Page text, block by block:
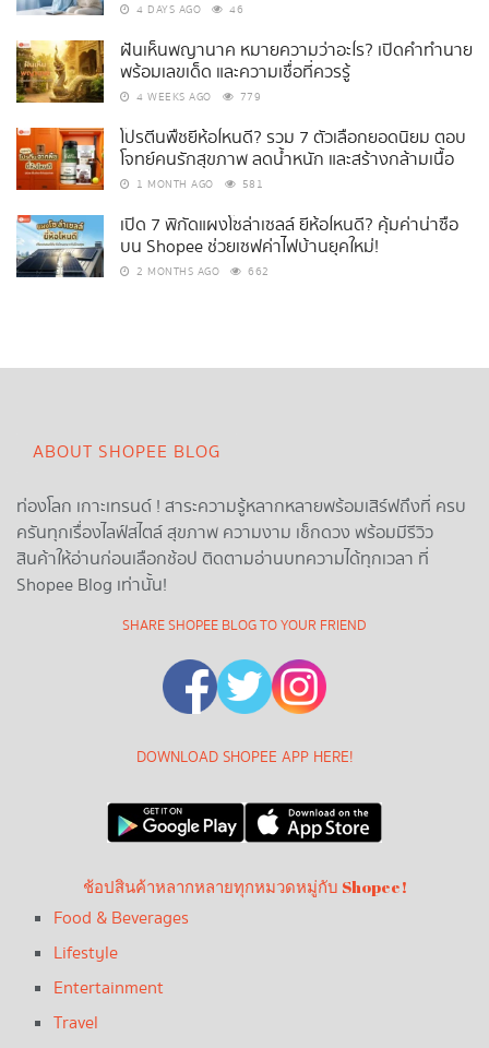
4 DAYS AGO 46
ฝันเห็นพญานาค หมายความว่าอะไร? เปิดคำทำนาย
พร้อมเลขเด็ด และความเชื่อที่ควรรู้
4 WEEKS AGO 779
โปรตีนพืชยี่ห้อไหนดี? รวม 7 ตัวเลือกยอดนิยม ตอบ
โจทย์คนรักสุขภาพ ลดน้ำหนัก และสร้างกล้ามเนื้อ
1 MONTH AGO 581
เปิด 7 พิกัดแผงโซล่าเซลล์ ยี่ห้อไหนดี? คุ้มค่าน่าซื้อ
บน Shopee ช่วยเซฟค่าไฟบ้านยุคใหม่!
2 MONTHS AGO 662
ABOUT SHOPEE BLOG
ท่องโลก เกาะเทรนด์ ! สาระความรู้หลากหลายพร้อมเสิร์ฟถึงที่ ครบ
ครันทุกเรื่องไลฟ์สไตล์ สุขภาพ ความงาม เช็กดวง พร้อมมีรีวิว
สินค้าให้อ่านก่อนเลือกช้อป ติดตามอ่านบทความได้ทุกเวลา ที่
Shopee Blog เท่านั้น!
SHARE SHOPEE BLOG TO YOUR FRIEND
DOWNLOAD SHOPEE APP HERE!
ช้อปสินค้าหลากหลายทุกหมวดหมู่กับ Shopee!
Food & Beverages
Lifestyle
Entertainment
Travel